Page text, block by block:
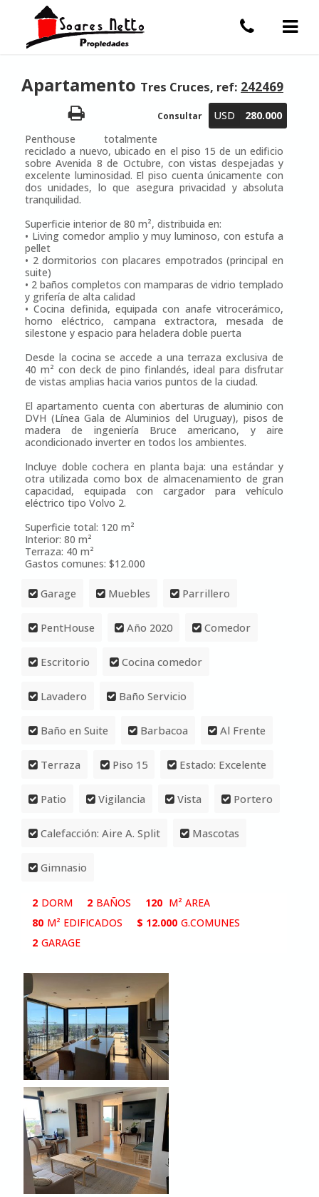
Apartamento Tres Cruces, ref: 242469
Consultar USD
280.000
Penthouse totalmente
reciclado a nuevo, ubicado en el piso 15 de un edificio
sobre Avenida 8 de Octubre, con vistas despejadas y
excelente luminosidad. El piso cuenta únicamente con
dos unidades, lo que asegura privacidad y absoluta
tranquilidad.
Superficie interior de 80 m², distribuida en:
• Living comedor amplio y muy luminoso, con estufa a
pellet
• 2 dormitorios con placares empotrados (principal en
suite)
• 2 baños completos con mamparas de vidrio templado
y grifería de alta calidad
• Cocina definida, equipada con anafe vitrocerámico,
horno eléctrico, campana extractora, mesada de
silestone y espacio para heladera doble puerta
Desde la cocina se accede a una terraza exclusiva de
40 m² con deck de pino finlandés, ideal para disfrutar
de vistas amplias hacia varios puntos de la ciudad.
El apartamento cuenta con aberturas de aluminio con
DVH (Línea Gala de Aluminios del Uruguay), pisos de
madera de ingeniería Bruce americano, y aire
acondicionado inverter en todos los ambientes.
Incluye doble cochera en planta baja: una estándar y
otra utilizada como box de almacenamiento de gran
capacidad, equipada con cargador para vehículo
eléctrico tipo Volvo 2.
Superficie total: 120 m²
Interior: 80 m²
Terraza: 40 m²
Gastos comunes: $12.000
Garage Muebles Parrillero
PentHouse Año 2020 Comedor
Escritorio Cocina comedor
Lavadero Baño Servicio
Baño en Suite Barbacoa Al Frente
Terraza Piso 15 Estado: Excelente
Patio Vigilancia Vista Portero
Calefacción: Aire A. Split Mascotas
Gimnasio
2 DORM 2 BAÑOS 120 M² AREA
80 M² EDIFICADOS $ 12.000 G.COMUNES
2 GARAGE